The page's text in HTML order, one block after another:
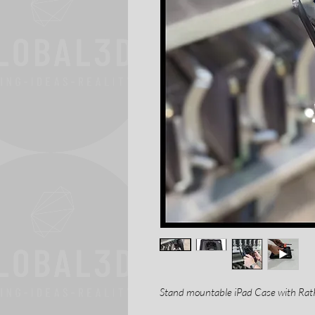
Stand mountable iPad Case with